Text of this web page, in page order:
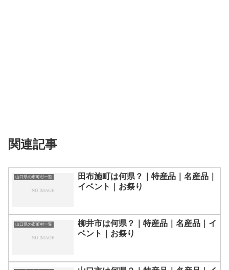
関連記事
山口県の市町村一覧
田布施町は何県？｜特産品｜名産品｜
イベント｜お祭り
山口県の市町村一覧
柳井市は何県？｜特産品｜名産品｜イ
ベント｜お祭り